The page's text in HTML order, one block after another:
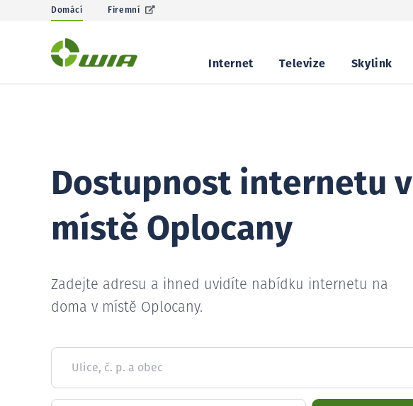
Domácí Firemní
Internet Televize Skylink
Dostupnost internetu v
místě Oplocany
Zadejte adresu a ihned uvidíte nabídku internetu na
doma v místě Oplocany.
Ulice, č. p. a obec